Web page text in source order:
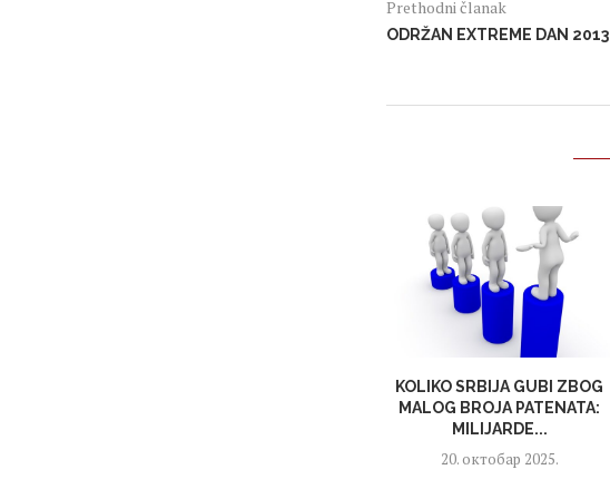
Prethodni članak
ODRŽAN EXTREME DAN 2013
KOLIKO SRBIJA GUBI ZBOG
MALOG BROJA PATENATA:
MILIJARDE...
20. октобар 2025.